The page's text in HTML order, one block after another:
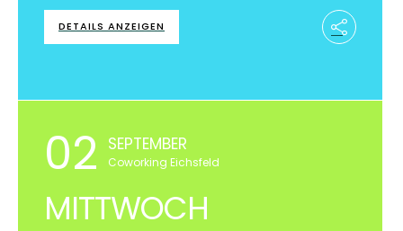
DETAILS ANZEIGEN
02 SEPTEMBER
Coworking Eichsfeld
MITTWOCH